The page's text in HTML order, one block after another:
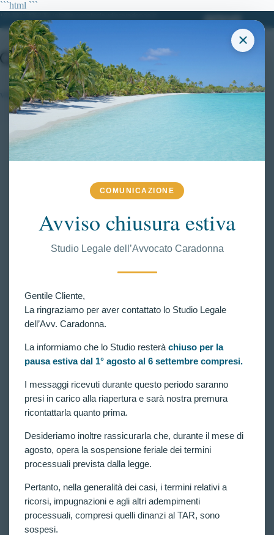
```html
×
COMUNICAZIONE
Avviso chiusura estiva
Studio Legale dell’Avvocato Caradonna
Gentile Cliente,
La ringraziamo per aver contattato lo Studio Legale
dell’Avv. Caradonna.
La informiamo che lo Studio resterà chiuso per la
pausa estiva dal 1° agosto al 6 settembre compresi.
I messaggi ricevuti durante questo periodo saranno
presi in carico alla riapertura e sarà nostra premura
ricontattarla quanto prima.
Desideriamo inoltre rassicurarla che, durante il mese di
agosto, opera la sospensione feriale dei termini
processuali prevista dalla legge.
Pertanto, nella generalità dei casi, i termini relativi a
ricorsi, impugnazioni e agli altri adempimenti
processuali, compresi quelli dinanzi al TAR, sono
sospesi.
```
contenuto
vittoria tar lazio
ACCERTAMENTI ATTITUDINALI CONCORSI
POLIZIA DI STATO: DUE NUOVE
ORDINANZE DEL TAR LAZIO DISPONGONO
IL RIESAME CON COMMISSIONE IN
STRADA DELLA CONTESTAZIONE.
Nuovo, importante traguardo raggiunto dall’Avv.
Claudia Caradonna, che ha ottenuto dal TAR Lazio
altrettanti candidati esclusi in fase di accertamenti
attitudinali dai concorsi della Polizia di Stato. Le due
ordinanze — emesse dalla…
CLAUDIA CARADONNA